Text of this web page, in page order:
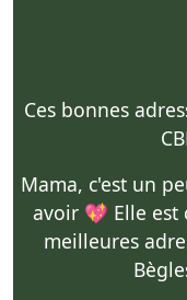
Ces bonnes
Mama, c'est un
avoir 💖 Elle est
meilleures